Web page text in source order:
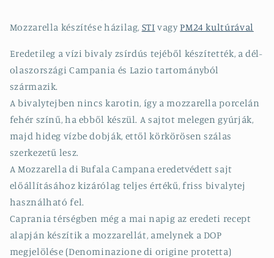
Mozzarella készítése házilag, STI vagyPM24 kultúrával
Eredetileg a vízi bivaly zsírdús tejéből készítették, a dél-
olaszországi Campania és Lazio tartományból
származik.
A bivalytejben nincs karotin, így a mozzarella porcelán
fehér színű, ha ebből készül. A sajtot melegen gyúrják,
majd hideg vízbe dobják, ettől körkörösen szálas
szerkezetű lesz.
A Mozzarella di Bufala Campana eredetvédett sajt
előállításához kizárólag teljes értékű, friss bivalytej
használható fel.
Caprania térségben még a mai napig az eredeti recept
alapján készítik a mozzarellát, amelynek a DOP
megjelölése (Denominazione di origine protetta)